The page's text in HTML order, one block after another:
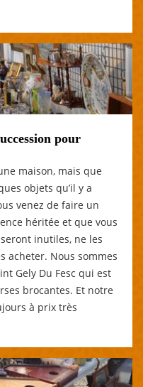
pour
maison, mais que
objets qu’il y a
venez de faire un
héritée et que vous
inutiles, ne les
acheter. Nous sommes
Gely Du Fesc qui est
brocantes. Et notre
à prix très